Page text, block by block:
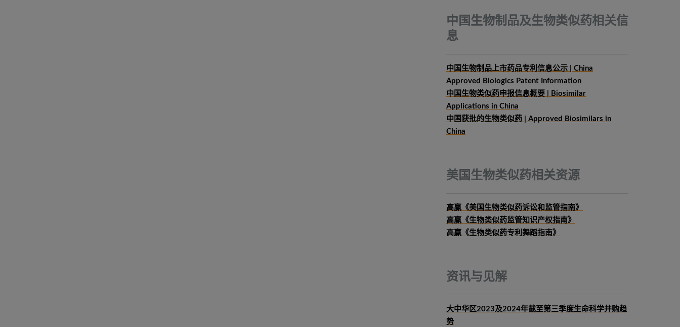
中国生物制品及生物类似药相关信
息
中国生物制品上市药品专利信息公示 | China
Approved Biologics Patent Information
中国生物类似药申报信息概要 | Biosimilar
Applications in China
中国获批的生物类似药 | Approved Biosimilars in
China
美国生物类似药相关资源
高赢《美国生物类似药诉讼和监管指南》
高赢《生物类似药监管知识产权指南》
高赢《生物类似药专利舞蹈指南》
资讯与见解
大中华区2023及2024年截至第三季度生命科学并购趋
势